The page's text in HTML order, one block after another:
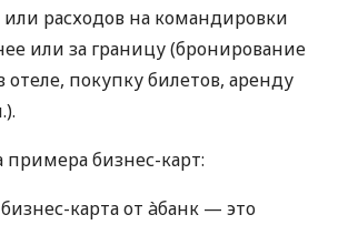
или расходов на командировки
или за границу (бронирование
отеле, покупку билетов, аренду
).
бизнес-карт:
бизнес-карта от àбанк — это